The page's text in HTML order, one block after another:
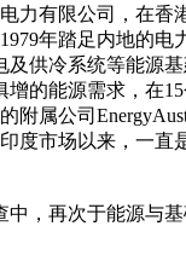
力有限公司，在香
年踏足内地的
及供冷系统等能源
的能源需求，在
附属公司
度市场以来，一
中，再次于能源与